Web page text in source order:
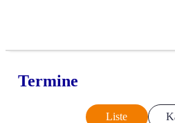
Termine
Liste